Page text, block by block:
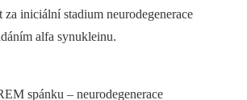
iniciální stadium neurodegenerace
alfa synukleinu.
spánku –⁠ neurodegenerace